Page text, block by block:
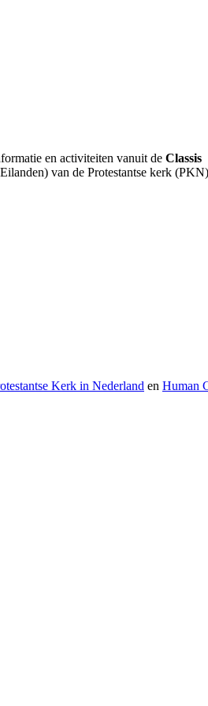
en activiteiten vanuit de Classis
van de Protestantse kerk
Kerk in Nederland en Human